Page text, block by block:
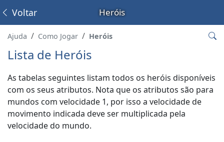
Heróis
Voltar
Ajuda Como Jogar Heróis
Lista de Heróis
As tabelas seguintes listam todos os heróis disponíveis
com os seus atributos. Nota que os atributos são para
mundos com velocidade 1, por isso a velocidade de
movimento indicada deve ser multiplicada pela
velocidade do mundo.